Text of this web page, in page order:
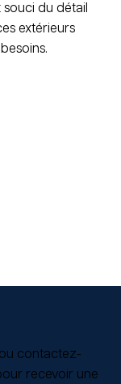
du détail
extérieurs
ou contactez-
recevoir une